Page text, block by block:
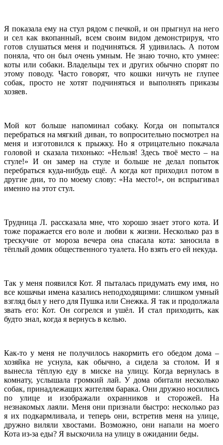
Я показала ему на стул рядом с печкой, и он прыгнул на него
и сел как вкопанный, всем своим видом демонстрируя, что
готов слушаться меня и подчиняться. Я удивилась. А потом
поняла, что он был очень умным. Не знаю точно, кто умнее:
коты или собаки. Владельцы тех и других обычно спорят по
этому поводу. Часто говорят, что кошки ничуть не глупее
собак, просто не хотят подчиняться и выполнять приказы
хозяев.
Мой кот больше напоминал собаку. Когда он попытался
перебраться на мягкий диван, то вопросительно посмотрел на
меня и изготовился к прыжку. Но я отрицательно покачала
головой и сказала тихонько: «Нельзя! Здесь твоё место – на
стуле!» И он замер на стуле и больше не делал попыток
перебраться куда-нибудь ещё. А когда кот приходил потом в
другие дни, то по моему слову: «На место!», он вспрыгивал
именно на этот стул.
Трудница Л. рассказала мне, что хорошо знает этого кота. И
тоже поражается его воле и любви к жизни. Несколько раз в
трескучие от мороза вечера она спасала кота: заносила в
тёплый домик общественного туалета. Но взять его ей некуда.
Так у меня появился Кот. Я пыталась придумать ему имя, но
все кошачьи имена казались неподходящими: слишком умный
взгляд был у него для Пушка или Снежка. Я так и продолжала
звать его: Кот. Он согрелся и ушёл. И стал приходить, как
будто знал, когда я вернусь в келью.
Как-то у меня не получилось накормить его обедом дома –
хозяйка не уснула, как обычно, а сидела за столом. И я
вынесла тёплую еду в миске на улицу. Когда вернулась в
комнату, услышала громкий лай. У дома обитали несколько
собак, принадлежащих жителям барака. Они дружно носились
по улице и изображали охранников и сторожей. На
незнакомых лаяли. Меня они признали быстро: несколько раз
я их подкармливала, и теперь они, встретив меня на улице,
дружно виляли хвостами. Возможно, они напали на моего
Кота из-за еды? Я выскочила на улицу в ожидании беды.